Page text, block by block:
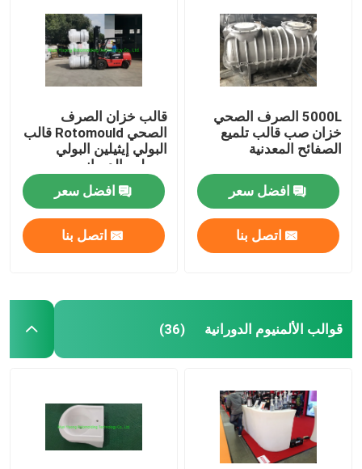
5000L الصرف الصحي
خزان صب قالب تلميع
الصفائح المعدنية
افضل سعر
اتصل بنا
قالب خزان الصرف
الصحي Rotomould قالب
البولي إيثيلين البولي
بروبلين الدوراني
افضل سعر
اتصل بنا
قوالب الألمنيوم الدورانية (36)